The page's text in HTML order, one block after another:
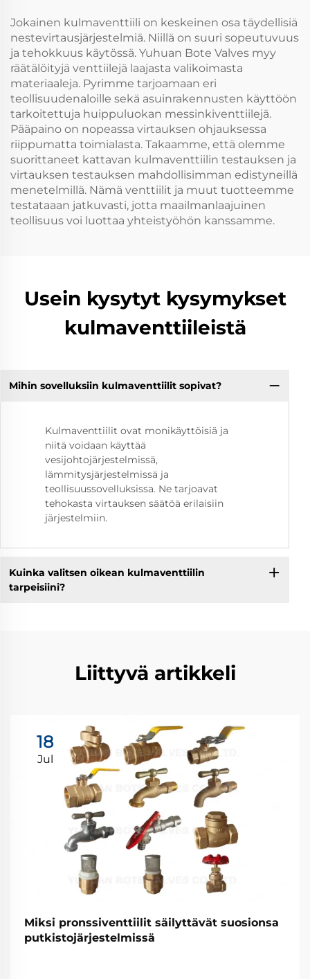
Jokainen kulmaventtiili on keskeinen osa täydellisiä
nestevirtausjärjestelmiä. Niillä on suuri sopeutuvuus
ja tehokkuus käytössä. Yuhuan Bote Valves myy
räätälöityjä venttiilejä laajasta valikoimasta
materiaaleja. Pyrimme tarjoamaan eri
teollisuudenaloille sekä asuinrakennusten käyttöön
tarkoitettuja huippuluokan messinkiventtiilejä.
Pääpaino on nopeassa virtauksen ohjauksessa
riippumatta toimialasta. Takaamme, että olemme
suorittaneet kattavan kulmaventtiilin testauksen ja
virtauksen testauksen mahdollisimman edistyneillä
menetelmillä. Nämä venttiilit ja muut tuotteemme
testataaan jatkuvasti, jotta maailmanlaajuinen
teollisuus voi luottaa yhteistyöhön kanssamme.
Usein kysytyt kysymykset
kulmaventtiileistä
Mihin sovelluksiin kulmaventtiilit sopivat?
Kulmaventtiilit ovat monikäyttöisiä ja
niitä voidaan käyttää
vesijohtojärjestelmissä,
lämmitysjärjestelmissä ja
teollisuussovelluksissa. Ne tarjoavat
tehokasta virtauksen säätöä erilaisiin
järjestelmiin.
Kuinka valitsen oikean kulmaventtiilin
tarpeisiini?
Liittyvä artikkeli
18
Jul
Miksi pronssiventtiilit säilyttävät suosionsa
putkistojärjestelmissä